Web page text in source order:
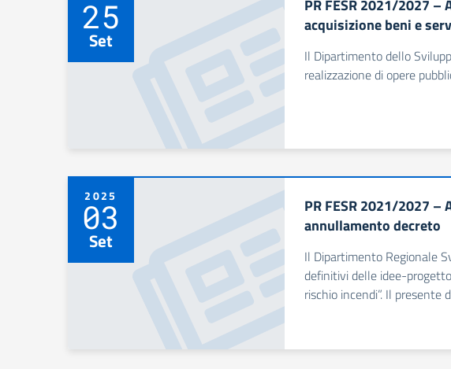
25
Set
PR FESR 2021/2027 –
acquisizione beni e
Il Dipartimento dello
realizzazione di opere
2025
03
Set
PR FESR 2021/2027
annullamento decreto
Il Dipartimento Regionale
definitivi delle idee-
rischio incendi”. Il presente